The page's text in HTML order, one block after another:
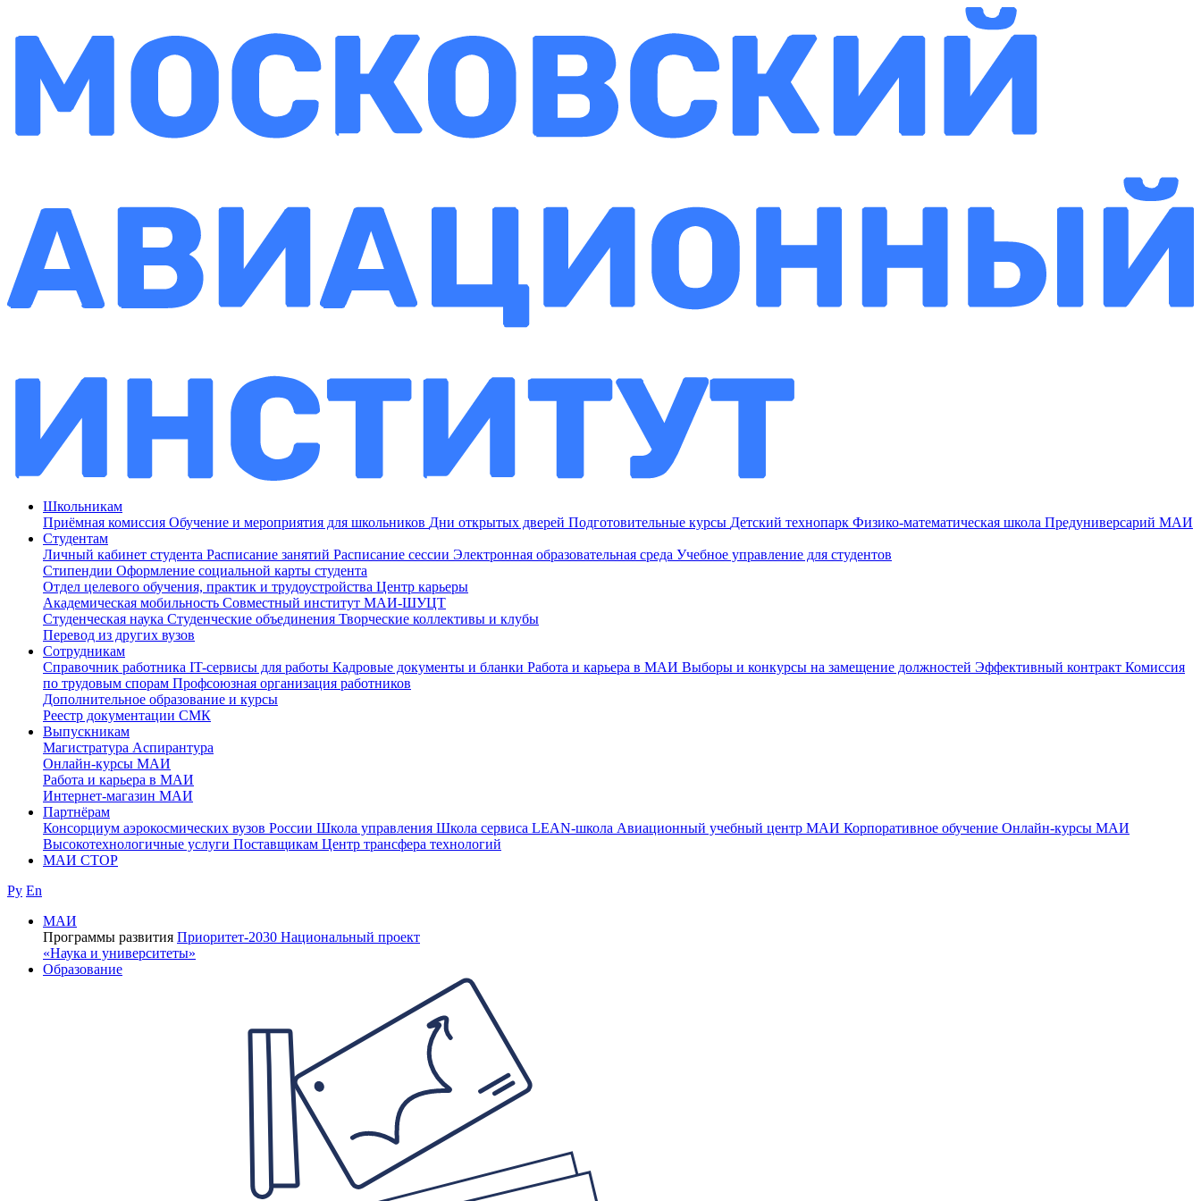
Школьникам
Приёмная комиссия Обучение и мероприятия для школьников Дни открытых дверей Подготовительные курсы Детский технопарк Физико-математическая школа Предуниверсарий МАИ
Студентам
Личный кабинет студента Расписание занятий Расписание сессии Электронная образовательная среда Учебное управление для студентов
Стипендии Оформление социальной карты студента
Отдел целевого обучения, практик и трудоустройства Центр карьеры
Академическая мобильность Совместный институт МАИ-ШУЦТ
Студенческая наука Студенческие объединения Творческие коллективы и клубы
Перевод из других вузов
Сотрудникам
Cправочник работника IT-сервисы для работы Кадровые документы и бланки Работа и карьера в МАИ Выборы и конкурсы на замещение должностей Эффективный контракт Комиссия
по трудовым спорам Профсоюзная организация работников
Дополнительное образование и курсы
Реестр документации СМК
Выпускникам
Магистратура Аспирантура
Онлайн-курсы МАИ
Работа и карьера в МАИ
Интернет-магазин МАИ
Партнёрам
Консорциум аэрокосмических вузов России Школа управления Школа сервиса LEAN-школа Авиационный учебный центр МАИ Корпоративное обучение Онлайн-курсы МАИ
Высокотехнологичные услуги Поставщикам Центр трансфера технологий
МАИ СТОР
Ру En
МАИ
Программы развития Приоритет-2030 Национальный проект
«Наука и университеты»
Образование